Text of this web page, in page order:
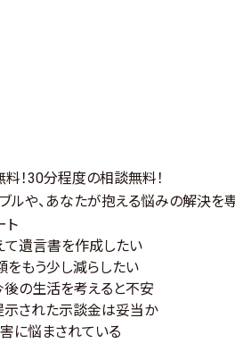
！30分程度の相談無料！
ルや、あなたが抱える悩みの解決を
ト
遺言書を作成したい
もう少し減らしたい
の生活を考えると不安
示された示談金は妥当か
に悩まされている